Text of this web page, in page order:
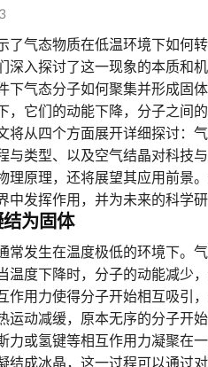
了气态物质在低温环境下如何
深入探讨了这一现象的本质和
下气态分子如何聚集并形成固
，它们的动能下降，分子之间
将从四个方面展开详细探讨：
与类型、以及空气结晶对科技
理原理，还将展望其应用前景
中发挥作用，并为未来的科学
为固体
常发生在温度极低的环境下。
温度下降时，分子的动能减少
作用力使得分子开始相互吸引
运动减缓，原本无序的分子开
力或氢键等相互作用力凝聚在
结成冰晶，这一过程可以通过